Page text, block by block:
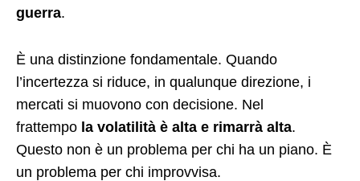
guerra.
È una distinzione fondamentale. Quando
l’incertezza si riduce, in qualunque direzione, i
mercati si muovono con decisione. Nel
frattempo la volatilità è alta e rimarrà alta.
Questo non è un problema per chi ha un piano. È
un problema per chi improvvisa.